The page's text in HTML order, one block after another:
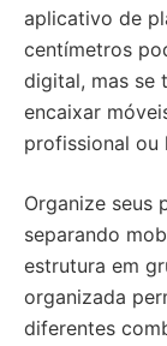
aplicativo de
centímetros
digital, mas se
encaixar
profissional ou
Organize seus
separando
estrutura em
organizada
diferentes